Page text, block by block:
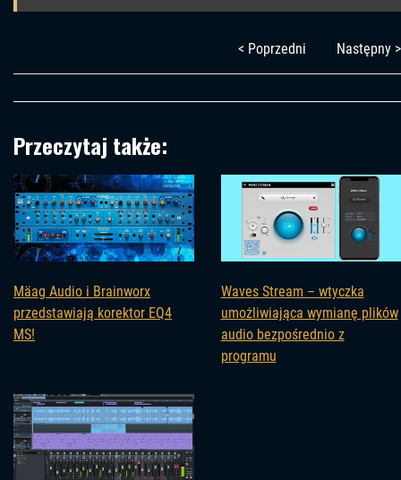
< Poprzedni Następny >
Przeczytaj także:
Mäag Audio i Brainworx
przedstawiają korektor EQ4
MS!
Waves Stream – wtyczka
umożliwiająca wymianę plików
audio bezpośrednio z
programu